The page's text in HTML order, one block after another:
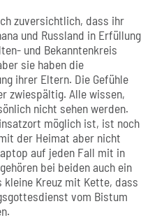
zuversichtlich, dass ihr
und Russland in Erfüllung
und Bekanntenkreis
sie haben die
ihrer Eltern. Die Gefühle
zwiespältig. Alle wissen,
nicht sehen werden.
möglich ist, ist noch
der Heimat aber nicht
auf jeden Fall mit in
bei beiden auch ein
Kreuz mit Kette, dass
vom Bistum